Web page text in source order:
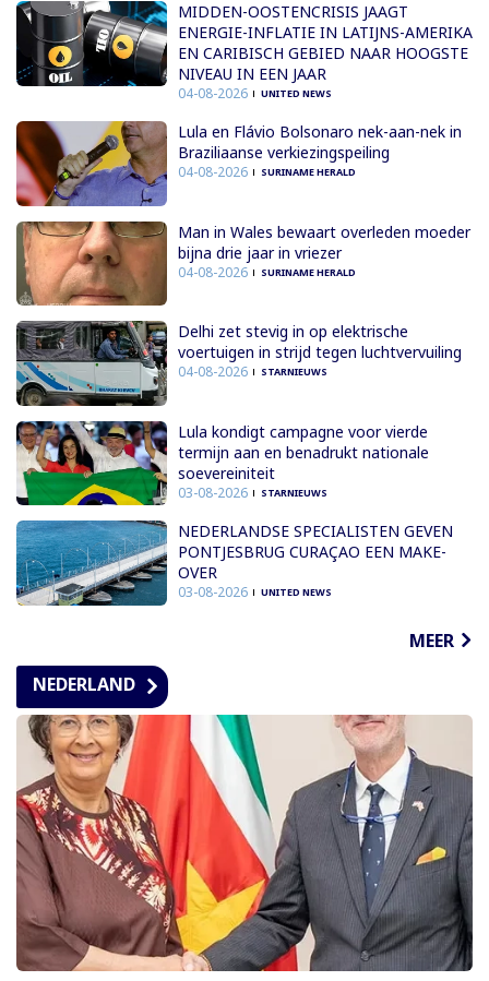
MIDDEN-OOSTENCRISIS JAAGT
ENERGIE-INFLATIE IN LATIJNS-AMERIKA
EN CARIBISCH GEBIED NAAR HOOGSTE
NIVEAU IN EEN JAAR
04-08-2026 UNITED NEWS
Lula en Flávio Bolsonaro nek-aan-nek in
Braziliaanse verkiezingspeiling
04-08-2026 SURINAME HERALD
Man in Wales bewaart overleden moeder
bijna drie jaar in vriezer
04-08-2026 SURINAME HERALD
Delhi zet stevig in op elektrische
voertuigen in strijd tegen luchtvervuiling
04-08-2026 STARNIEUWS
Lula kondigt campagne voor vierde
termijn aan en benadrukt nationale
soevereiniteit
03-08-2026 STARNIEUWS
NEDERLANDSE SPECIALISTEN GEVEN
PONTJESBRUG CURAÇAO EEN MAKE-
OVER
03-08-2026 UNITED NEWS
MEER
NEDERLAND